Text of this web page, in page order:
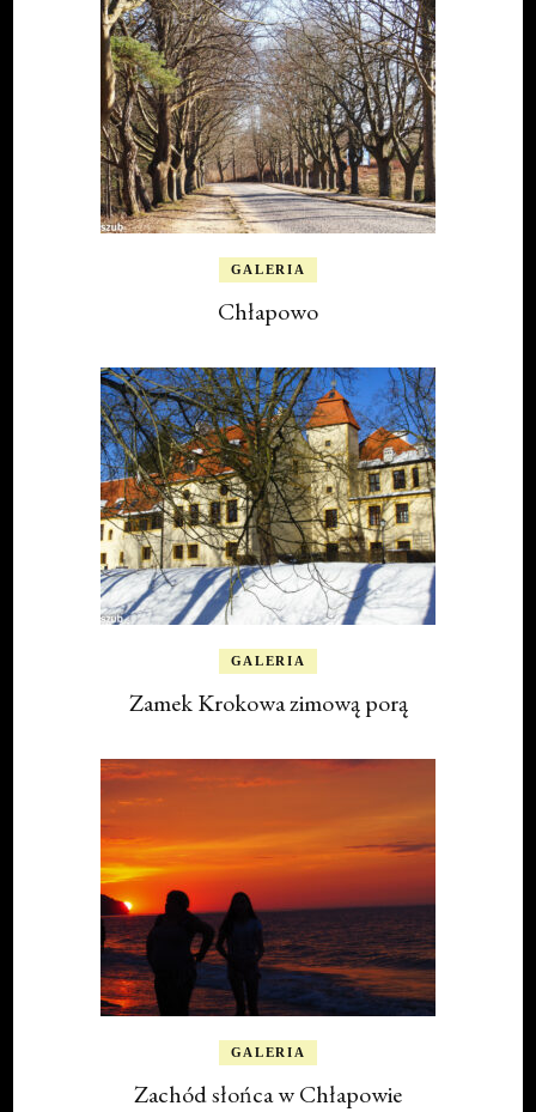
GALERIA
Chłapowo
GALERIA
Zamek Krokowa zimową porą
GALERIA
Zachód słońca w Chłapowie